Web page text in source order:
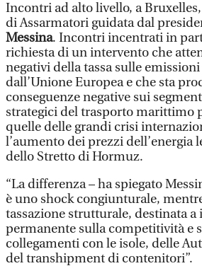
Incontri ad alto livello, a
di Assarmatori guidata dal
Messina. Incontri incentrati in
richiesta di un intervento che
negativi della tassa sulle
dall’Unione Europea e che sta
conseguenze negative sui
strategici del trasporto marittimo
quelle delle grandi crisi
l’aumento dei prezzi dell’energia
dello Stretto di Hormuz.
“La differenza – ha spiegato
è uno shock congiunturale,
tassazione strutturale, destinata
permanente sulla competitività e
collegamenti con le isole, delle
del transhipment di contenitori”.